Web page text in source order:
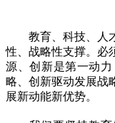
教育、科技、人才
性、战略性支撑。必
源、创新是第一动
略、创新驱动发展战
展新动能新优势。